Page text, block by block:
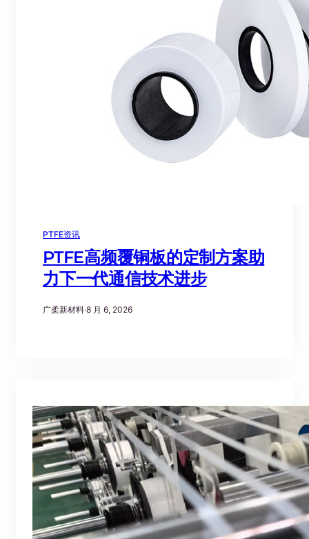
PTFE资讯
PTFE高频覆铜板的定制方案助
力下一代通信技术进步
广柔新材料·8 月 6, 2026